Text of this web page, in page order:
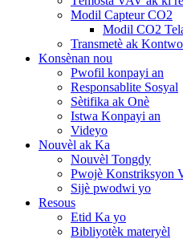
Modil Capteur CO2
Modil CO2
Transmetè ak
Konsènan nou
Pwofil konpayi an
Responsablite Sosyal
Sètifika ak Onè
Istwa Konpayi an
Videyo
Nouvèl ak Ka
Nouvèl Tongdy
Pwojè Konstriksyon
Sijè pwodwi yo
Resous
Etid Ka yo
Bibliyotèk materyèl